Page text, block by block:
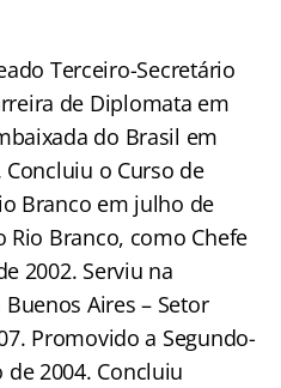
Terceiro-Secretário
de Diplomata em
do Brasil em
Concluiu o Curso de
Branco em julho de
Branco, como Chefe
2002. Serviu na
Aires – Setor
Promovido a Segundo-
2004. Concluiu